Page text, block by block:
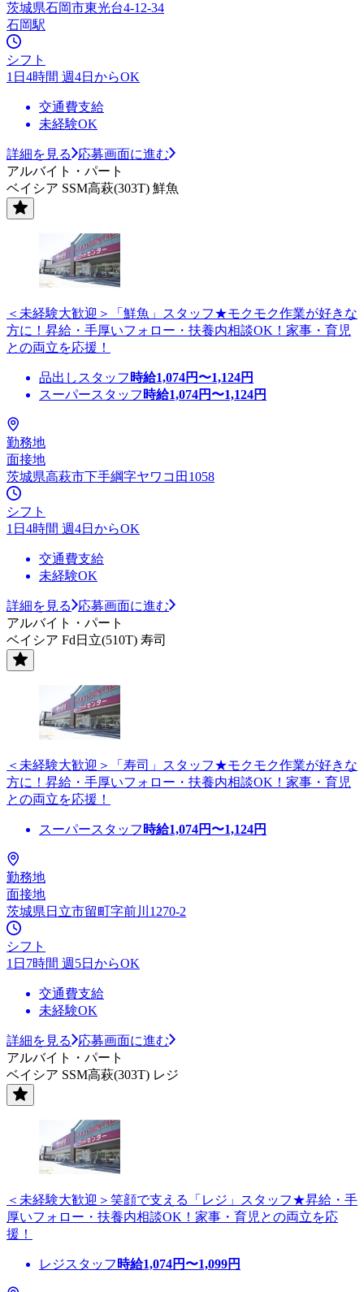
茨城県石岡市東光台4-12-34
石岡駅
シフト
1日4時間 週4日からOK
交通費支給
未経験OK
詳細を見る
応募画面に進む
アルバイト・パート
ベイシア SSM高萩(303T) 鮮魚
＜未経験大歓迎＞「鮮魚」スタッフ★モクモク作業が好きな
方に！昇給・手厚いフォロー・扶養内相談OK！家事・育児
との両立を応援！
品出しスタッフ 時給1,074円〜1,124円
スーパースタッフ 時給1,074円〜1,124円
勤務地
面接地
茨城県高萩市下手綱字ヤワコ田1058
シフト
1日4時間 週4日からOK
交通費支給
未経験OK
詳細を見る
応募画面に進む
アルバイト・パート
ベイシア Fd日立(510T) 寿司
＜未経験大歓迎＞「寿司」スタッフ★モクモク作業が好きな
方に！昇給・手厚いフォロー・扶養内相談OK！家事・育児
との両立を応援！
スーパースタッフ 時給1,074円〜1,124円
勤務地
面接地
茨城県日立市留町字前川1270-2
シフト
1日7時間 週5日からOK
交通費支給
未経験OK
詳細を見る
応募画面に進む
アルバイト・パート
ベイシア SSM高萩(303T) レジ
＜未経験大歓迎＞笑顔で支える「レジ」スタッフ★昇給・手
厚いフォロー・扶養内相談OK！家事・育児との両立を応
援！
レジスタッフ 時給1,074円〜1,099円